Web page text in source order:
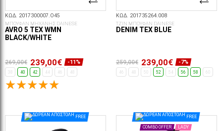
ΚΩΔ. 2017300007.O45
ΜΠΟΥΦΑΝ ΜΗΧΑΝΗΣ DAINESE
AVRO 5 TEX WMN
BLACK/WHITE
269,00€ 239,00€ -11%
38 40 42 44 46 48
ΚΩΔ. 201735264.008
ΤΖΙΝ ΜΠΟΥΦΑΝ DAINESE
DENIM TEX BLUE
259,00€ 239,00€ -7%
46 48 50 52 54 56 58 60
FREE FREE
COMBO OFFER LADY